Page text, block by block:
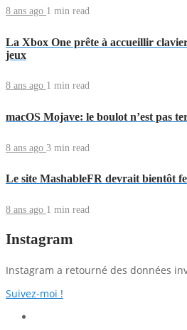
8 ans ago 1 min read
La Xbox One prête à accueillir
jeux
8 ans ago 1 min read
macOS Mojave: le boulot n’est pas
8 ans ago 3 min read
Le site MashableFR devrait bientôt
8 ans ago 1 min read
Instagram
Instagram a retourné des données
Suivez-moi !